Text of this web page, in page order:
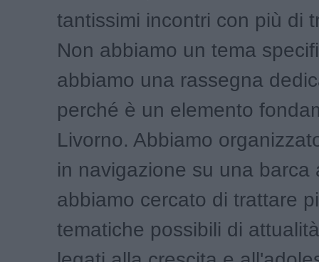
tantissimi incontri con più di
Non abbiamo un tema
abbiamo una rassegna
perché è un elemento
Livorno. Abbiamo
in navigazione su una barca
abbiamo cercato di trattare
tematiche possibili di